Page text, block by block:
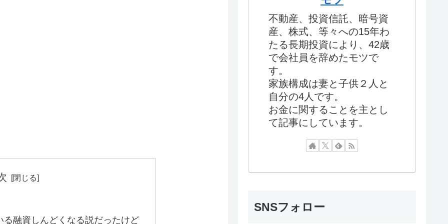
融資しんどくなる説だったけど
不動産、投資信託、暗号資
産、株式、等々への15年わ
たる長期投資により、42歳
で会社員を辞めたモツで
す。
家族構成は妻と子供２人と
自分の4人です。
お金に関することを主とし
て記事にしています。
SNSフォロー